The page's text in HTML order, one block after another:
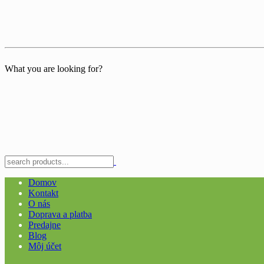
What you are looking for?
Domov
Kontakt
O nás
Doprava a platba
Predajne
Blog
Môj účet